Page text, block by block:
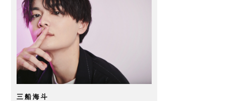
三船海斗